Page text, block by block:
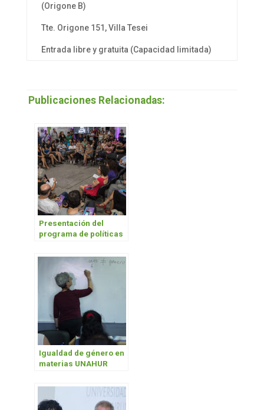
(Origone B)
Tte. Origone 151, Villa Tesei
Entrada libre y gratuita (Capacidad limitada)
Publicaciones Relacionadas:
Presentación del
programa de políticas
Igualdad de género en
materias UNAHUR